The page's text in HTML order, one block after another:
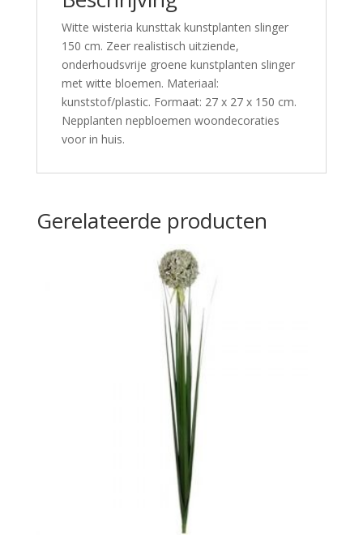
Witte wisteria kunsttak kunstplanten slinger
150 cm. Zeer realistisch uitziende,
onderhoudsvrije groene kunstplanten slinger
met witte bloemen. Materiaal:
kunststof/plastic. Formaat: 27 x 27 x 150 cm.
Nepplanten nepbloemen woondecoraties
voor in huis.
Gerelateerde producten